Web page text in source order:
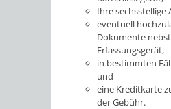
Ihre sechsstellige
eventuell
Dokumente
Erfassungsgerät,
in bestimmten
und
eine Kreditkarte
der Gebühr.